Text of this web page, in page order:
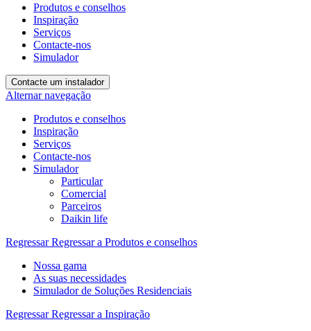
Produtos e conselhos
Inspiração
Serviços
Contacte-nos
Simulador
Contacte um instalador
Alternar navegação
Produtos e conselhos
Inspiração
Serviços
Contacte-nos
Simulador
Particular
Comercial
Parceiros
Daikin life
Regressar Regressar a Produtos e conselhos
Nossa gama
As suas necessidades
Simulador de Soluções Residenciais
Regressar Regressar a Inspiração